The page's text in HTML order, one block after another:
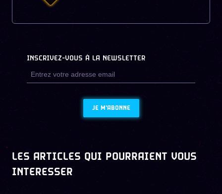
INSCRIVEZ-VOUS À LA NEWSLETTER
JE M'ABONNE
LES ARTICLES QUI POURRAIENT VOUS
INTERESSER